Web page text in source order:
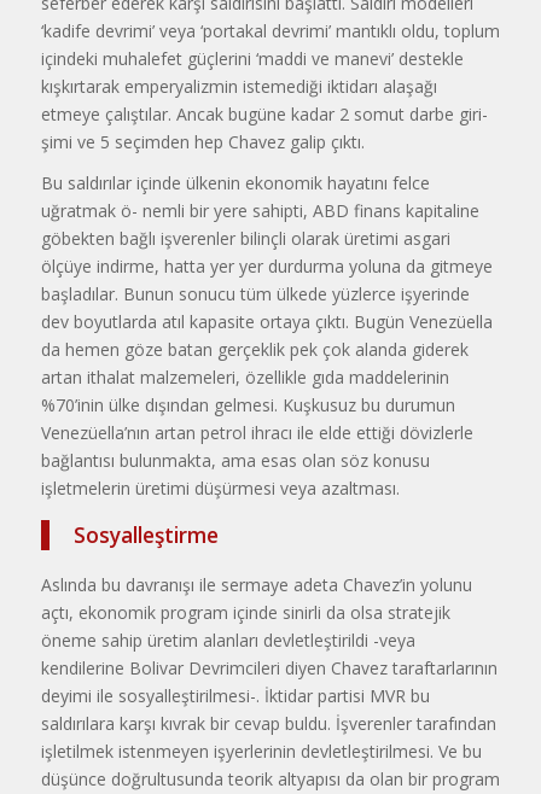
‘kadife devrimi’ veya ‘portakal devrimi’ man­tıklı oldu, toplum
içindeki muhalefet güçlerini ‘maddi ve manevi’ destekle
kışkırtarak emperyalizmin istemediği iktidarı alaşağı
etmeye çalıştılar. An­cak bugüne kadar 2 somut darbe giri­
şimi ve 5 seçimden hep Chavez galip çıktı.
Bu saldırılar içinde ülkenin eko­nomik hayatını felce
uğratmak ö- nemli bir yere sahipti, ABD finans kapitaline
göbekten bağlı işverenler bilinçli olarak üretimi asgari
ölçüye indirme, hatta yer yer durdurma yo­luna da gitmeye
başladılar. Bunun sonucu tüm ülkede yüzlerce işyerin­de
dev boyutlarda atıl kapasite orta­ya çıktı. Bugün Venezüella
da hemen göze batan gerçeklik pek çok alanda giderek
artan ithalat malzemeleri, özellikle gıda maddelerinin
%70’inin ülke dışından gelmesi. Kuşkusuz bu durumun
Venezüella’nın artan petrol ihracı ile elde ettiği dövizlerle
bağ­lantısı bulunmakta, ama esas olan söz konusu
işletmelerin üretimi dü­şürmesi veya azaltması.
Sosyalleştirme
Aslında bu davranışı ile sermaye adeta Chavez’in yolunu
açtı, ekono­mik program içinde sinirli da olsa stratejik
öneme sahip üretim alanları devletleştirildi -veya
kendilerine Bo­livar Devrimcileri diyen Chavez ta­raftarlarının
deyimi ile sosyalleştiril­mesi-. İktidar partisi MVR bu
saldırılara karşı kıvrak bir cevap buldu. İş­verenler tarafından
işletilmek isten­meyen işyerlerinin devletleştirilmesi. Ve bu
düşünce doğrultusunda teorik altyapısı da olan bir program